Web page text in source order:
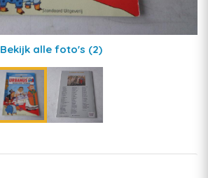
Bekijk alle foto's (2)